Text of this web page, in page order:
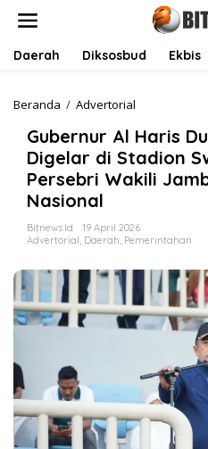
Daerah Diksosbud Ekbis
Beranda / Advertorial
b
e
r
n
A
l
r
i
s
k
u
n
g
Gubernur Al Haris
Digelar di Stadion
Persebri Wakili
Nasional
Bitnews.id
19 April 2026
Advertorial, Daerah, Pemerintahan